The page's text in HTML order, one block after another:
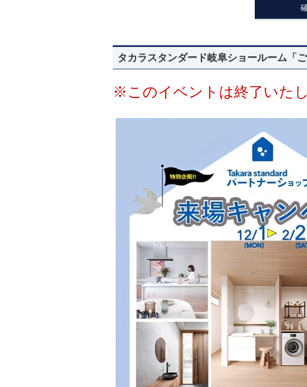
タカラスタンダード岐阜ショールーム「
※このイベントは終了いた